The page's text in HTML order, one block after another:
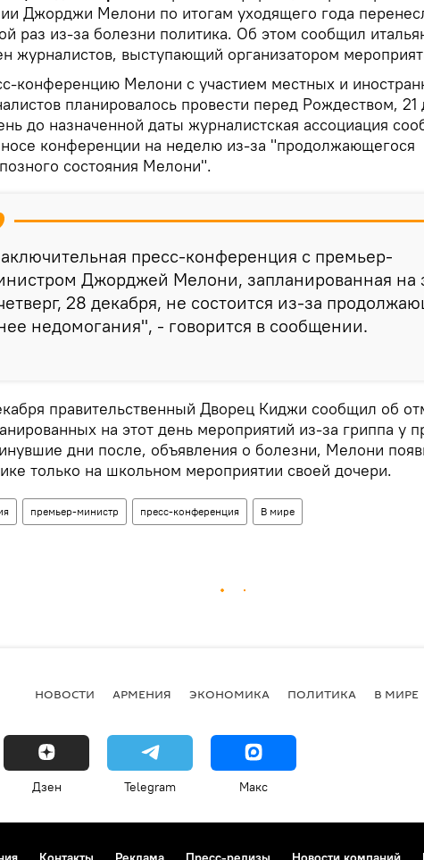
Джорджи Мелони по итогам уходящего года
раз из-за болезни политика. Об этом сообщил
журналистов, выступающий организатором
конференцию Мелони с участием местных и
планировалось провести перед Рождеством, 21
до назначенной даты журналистская ассоциация
конференции на неделю из-за "продолжающегося
состояния Мелони".
пресс-конференция с премьер-
Джорджей Мелони, запланированная на
28 декабря, не состоится из-за
недомогания", - говорится в сообщении.
правительственный Дворец Киджи сообщил об
на этот день мероприятий из-за гриппа у
дни после, объявления о болезни, Мелони
только на школьном мероприятии своей дочери.
премьер-министр пресс-конференция В мире
НОВОСТИ АРМЕНИЯ ЭКОНОМИКА ПОЛИТИКА В МИРЕ
Дзен Telegram Макс